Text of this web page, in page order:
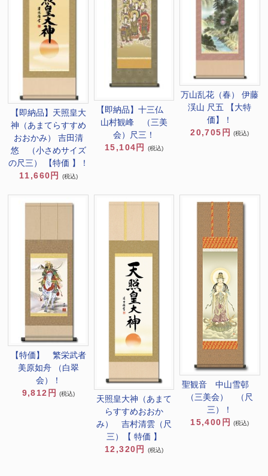
【即納品】天照皇大
神（あまてらすすめ
おおかみ） 吉田清
悠 （小さめサイズ
の尺三） 【特価 】！
11,660円
(税込)
【即納品】十三仏
山村観峰 （三美
会）尺三！
15,104円
(税込)
万山乱花（春） 伊藤
渓山 尺五 【大特
価】！
20,705円
(税込)
【特価】 繁栄武者
美原如舟 （白翠
会）！
9,812円
(税込)
天照皇大神（あまて
らすすめおおか
み） 吉村清雲（尺
三）【 特価 】
12,320円
(税込)
聖観音 中山雪邨
（三美会） （尺
三）！
15,400円 (税込)